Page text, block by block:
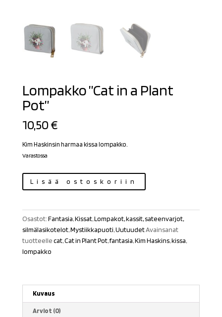
Lompakko ”Cat in a Plant
Pot”
10,50€
Kim Haskinsin harmaa kissa lompakko.
Varastossa
"Cat
a
Plant
Pot"
määrä
Lisää ostoskoriin
Osastot:Fantasia,Kissat,Lompakot, kassit, sateenvarjot,
silmälasikotelot,Mystiikkapuoti,UutuudetAvainsanat
tuotteellecat,Cat in Plant Pot,fantasia,Kim Haskins,kissa,
lompakko
Kuvaus
Arviot (0)